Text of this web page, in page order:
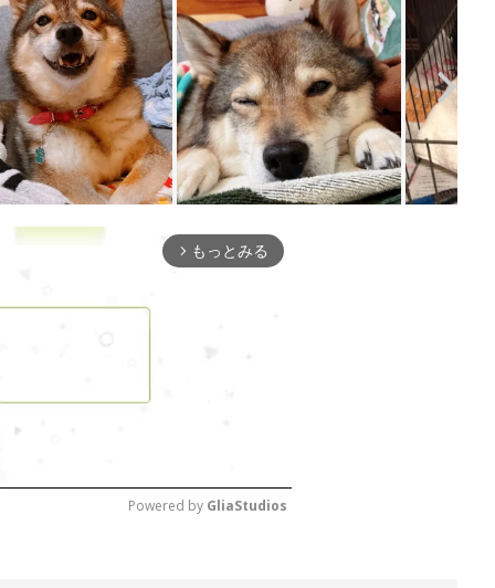
arrow_forward_ios もっとみる
Powered by GliaStudios